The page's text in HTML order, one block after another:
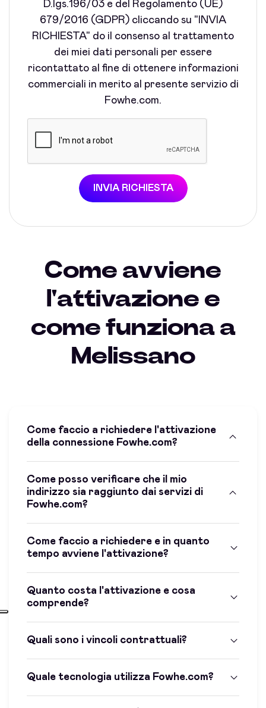
D.lgs.196/03 e del Regolamento (UE)
679/2016 (GDPR) cliccando su "INVIA
RICHIESTA" do il consenso al trattamento
dei miei dati personali per essere
ricontattato al fine di ottenere informazioni
commerciali in merito al presente servizio di
Fowhe.com.
INVIA RICHIESTA
Come avviene
l'attivazione e
come funziona a
Melissano
Come faccio a richiedere l'attivazione
della connessione Fowhe.com?
Come posso verificare che il mio
indirizzo sia raggiunto dai servizi di
Fowhe.com?
Come faccio a richiedere e in quanto
tempo avviene l'attivazione?
Quanto costa l'attivazione e cosa
comprende?
Quali sono i vincoli contrattuali?
Quale tecnologia utilizza Fowhe.com?